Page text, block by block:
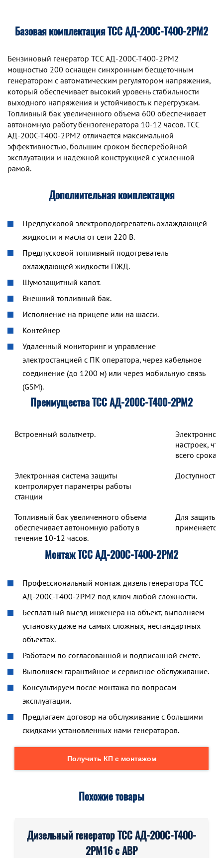
Базовая комплектация ТСС АД-200С-Т400-2РМ2
Бензиновый генератор TCC АД-200С-Т400-2РМ2
мощностью 200 оснащен синхронным беcщеточным
генератором с автоматическим регулятором напряжения,
который обеспечивает высокий уровень стабильности
выходного напряжения и устойчивость к перегрузкам.
Топливный бак увеличенного объема 600 обеспечивает
автономную работу бензогенератора 10-12 часов. TCC
АД-200С-Т400-2РМ2 отличается максимальной
эффективностью, большим сроком бесперебойной
эксплуатации и надежной конструкцией с усиленной
рамой.
Дополнительная комплектация
Предпусковой электроподогреватель охлаждающей
жидкости и масла от сети 220 В.
Предпусковой топливный подогреватель
охлаждающей жидкости ПЖД.
Шумозащитный капот.
Внешний топливный бак.
Исполнение на прицепе или на шасси.
Контейнер
Удаленный мониторинг и управление
электростанцией с ПК оператора, через кабельное
соединение (до 1200 м) или через мобильную связь
(GSM).
Преимущества ТСС АД-200С-Т400-2РМ2
Встроенный вольтметр.
настроек,
всего срока
Электронная система защиты
контролирует параметры работы
станции
Доступность
Топливный бак увеличенного объема
обеспечивает автономную работу в
течение 10-12 часов.
Для защиты
Монтаж ТСС АД-200С-Т400-2РМ2
Профессиональный монтаж дизель генератора ТСС
АД-200С-Т400-2РМ2 под ключ любой сложности.
Бесплатный выезд инженера на объект, выполняем
установку даже на самых сложных, нестандартных
объектах.
Работаем по согласованной и подписанной смете.
Выполняем гарантийное и сервисное обслуживание.
Консультируем после монтажа по вопросам
эксплуатации.
Предлагаем договор на обслуживание с большими
скидками установленных нами генераторов.
Получить КП с монтажом
Похожие товары
Дизельный генератор ТСС АД-200С-Т400-
2РМ16 с АВР